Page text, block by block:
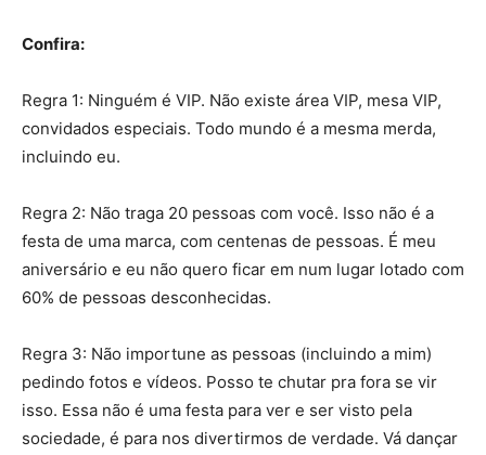
Confira:
Regra 1: Ninguém é VIP. Não existe área VIP, mesa VIP,
convidados especiais. Todo mundo é a mesma merda,
incluindo eu.
Regra 2: Não traga 20 pessoas com você. Isso não é a
festa de uma marca, com centenas de pessoas. É meu
aniversário e eu não quero ficar em num lugar lotado com
60% de pessoas desconhecidas.
Regra 3: Não importune as pessoas (incluindo a mim)
pedindo fotos e vídeos. Posso te chutar pra fora se vir
isso. Essa não é uma festa para ver e ser visto pela
sociedade, é para nos divertirmos de verdade. Vá dançar